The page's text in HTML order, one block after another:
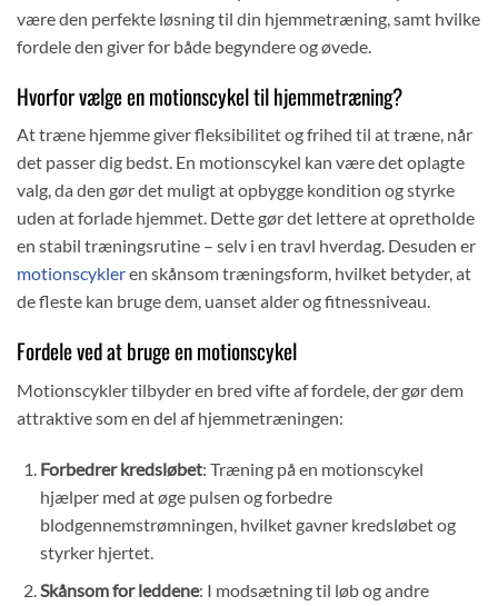
være den perfekte løsning til din hjemmetræning, samt hvilke
fordele den giver for både begyndere og øvede.
Hvorfor vælge en motionscykel til hjemmetræning?
At træne hjemme giver fleksibilitet og frihed til at træne, når
det passer dig bedst. En motionscykel kan være det oplagte
valg, da den gør det muligt at opbygge kondition og styrke
uden at forlade hjemmet. Dette gør det lettere at opretholde
en stabil træningsrutine – selv i en travl hverdag. Desuden er
motionscykleren skånsom træningsform, hvilket betyder, at
de fleste kan bruge dem, uanset alder og fitnessniveau.
Fordele ved at bruge en motionscykel
Motionscykler tilbyder en bred vifte af fordele, der gør dem
attraktive som en del af hjemmetræningen:
Forbedrer kredsløbet: Træning på en motionscykel
hjælper med at øge pulsen og forbedre
blodgennemstrømningen, hvilket gavner kredsløbet og
styrker hjertet.
Skånsom for leddene: I modsætning til løb og andre